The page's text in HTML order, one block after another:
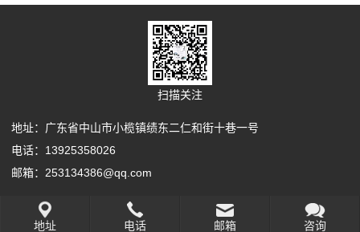
扫描关注
地址：广东省中山市小榄镇绩东二仁和街十巷一号
电话：13925358026
邮箱：253134386@qq.com
Copyright Your WebSite.Some Rights Reserved.
地址 电话 邮箱 咨询